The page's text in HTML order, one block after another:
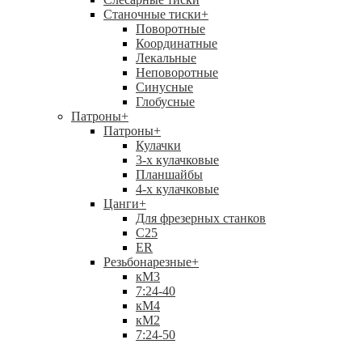
Станочные тиски+
Поворотные
Координатные
Лекальные
Неповоротные
Синусные
Глобусные
Патроны+
Патроны+
Кулачки
3-х кулачковые
Планшайбы
4-х кулачковые
Цанги+
Для фрезерных станков
С25
ER
Резьбонарезные+
кМ3
7:24-40
кМ4
кМ2
7:24-50